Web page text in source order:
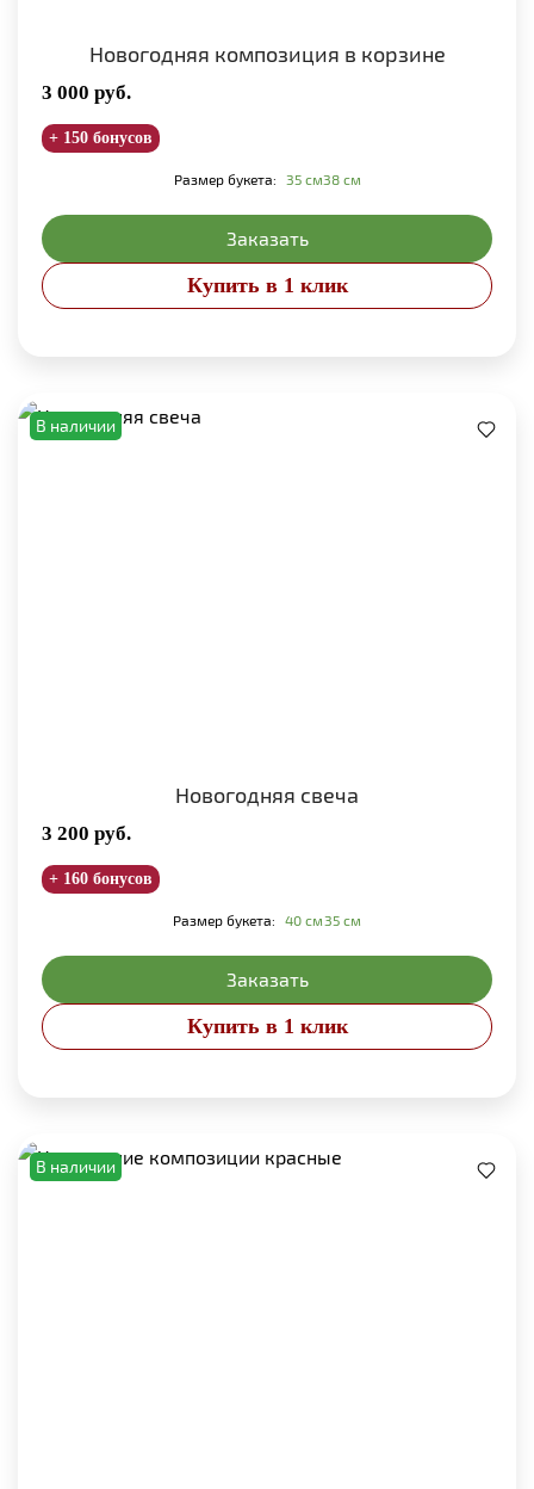
Новогодняя композиция в корзине
3 000 руб.
+ 150 бонусов
Размер букета: 35 см38 см
Заказать
Купить в 1 клик
В наличии
Новогодняя свеча
3 200 руб.
+ 160 бонусов
Размер букета: 40 см35 см
Заказать
Купить в 1 клик
В наличии